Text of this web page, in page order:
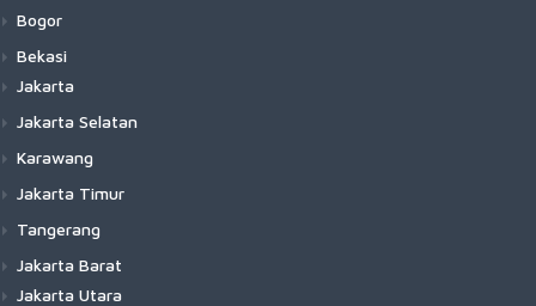
Bogor
Bekasi
Jakarta
Jakarta Selatan
Karawang
Jakarta Timur
Tangerang
Jakarta Barat
Jakarta Utara